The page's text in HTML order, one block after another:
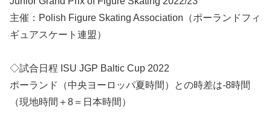
主催：Polish Figure Skating Association（ポーランドフィ
ギュアスケート連盟）
◇試合日程 ISU JGP Baltic Cup 2022
ポーランド（中央ヨーロッパ夏時間）との時差は-8時間
（現地時間＋8＝日本時間）